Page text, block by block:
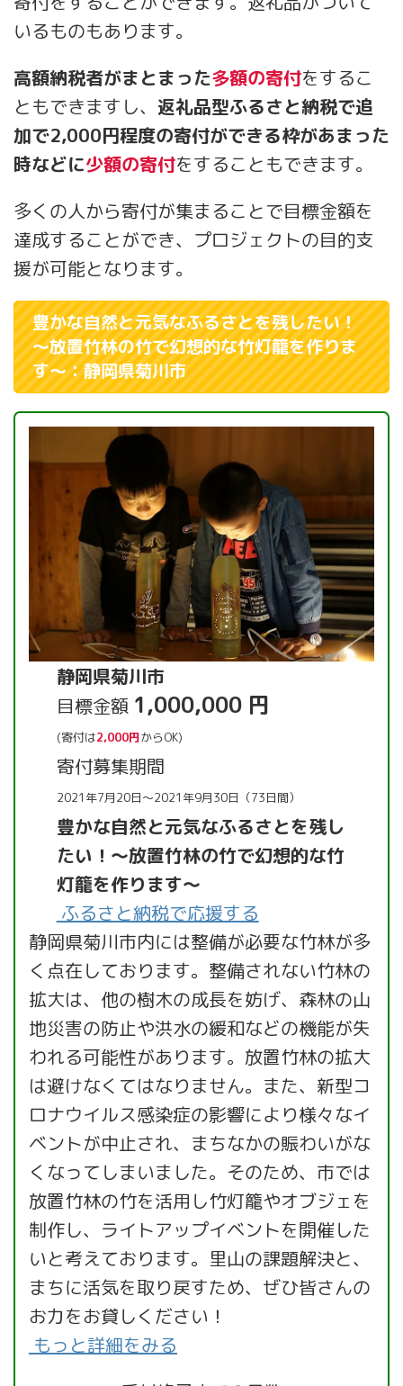
いるものもあります。
高額納税者がまとまった多額の寄付をするこ
ともできますし、 返礼品型ふるさと納税で追
加で2,000円程度の寄付ができる枠があまった
時などに少額の寄付をすることもできます。
多くの人から寄付が集まることで目標金額を
達成することができ、プロジェクトの目的支
援が可能となります。
豊かな自然と元気なふるさとを残したい！
～放置竹林の竹で幻想的な竹灯籠を作りま
す～：静岡県菊川市
静岡県菊川市
目標金額 1,000,000 円
(寄付は2,000円からOK)
寄付募集期間
2021年7月20日～2021年9月30日（73日間）
豊かな自然と元気なふるさとを残し
たい！～放置竹林の竹で幻想的な竹
灯籠を作ります～
ふるさと納税で応援する
静岡県菊川市内には整備が必要な竹林が多
く点在しております。整備されない竹林の
拡大は、他の樹木の成長を妨げ、森林の山
地災害の防止や洪水の緩和などの機能が失
われる可能性があります。放置竹林の拡大
は避けなくてはなりません。また、新型コ
ロナウイルス感染症の影響により様々なイ
ベントが中止され、まちなかの賑わいがな
くなってしまいました。そのため、市では
放置竹林の竹を活用し竹灯籠やオブジェを
制作し、ライトアップイベントを開催した
いと考えております。里山の課題解決と、
まちに活気を取り戻すため、ぜひ皆さんの
お力をお貸しください！
もっと詳細をみる